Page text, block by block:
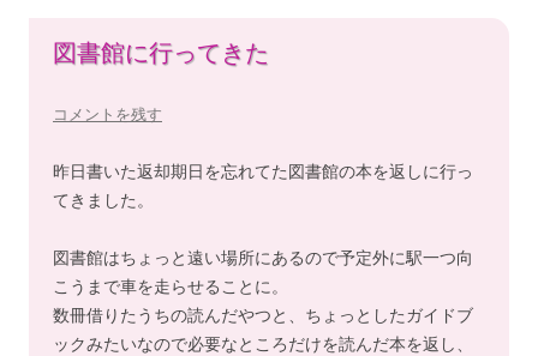
図書館に行ってきた
コメントを残す
昨日書いた返却期日を忘れてた図書館の本を返しに行っ
てきました。
図書館はちょっと遠い場所にあるので予定外に駅一つ向
こうまで車を走らせることに。
数冊借りたうちの読んだやつと、ちょっとしたガイドブ
ックみたいなので必要なところだけを読んだ本を返し、